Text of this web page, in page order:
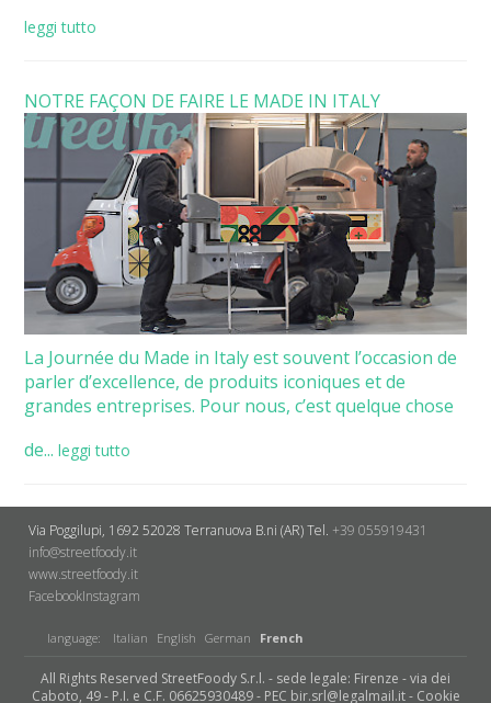
leggi tutto
NOTRE FAÇON DE FAIRE LE MADE IN ITALY
La Journée du Made in Italy est souvent l’occasion de
parler d’excellence, de produits iconiques et de
grandes entreprises. Pour nous, c’est quelque chose
de... leggi tutto
Via Poggilupi, 1692 52028 Terranuova B.ni (AR)Tel. +39 055919431
info@streetfoody.it
www.streetfoody.it
Facebook​Instagram
language: Italian English German French
All Rights Reserved StreetFoody S.r.l. - sede legale: Firenze - via dei
Caboto, 49 - P.I. e C.F. 06625930489 - PEC bir.srl@legalmail.it - Cookie